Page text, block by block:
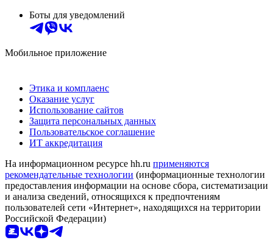
Боты для уведомлений
Мобильное приложение
Этика и комплаенс
Оказание услуг
Использование сайтов
Защита персональных данных
Пользовательское соглашение
ИТ аккредитация
На информационном ресурсе hh.ru применяются
рекомендательные технологии (информационные технологии
предоставления информации на основе сбора, систематизации
и анализа сведений, относящихся к предпочтениям
пользователей сети «Интернет», находящихся на территории
Российской Федерации)